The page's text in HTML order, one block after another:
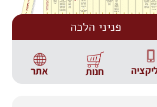
פניני הלכה
אתר חנות